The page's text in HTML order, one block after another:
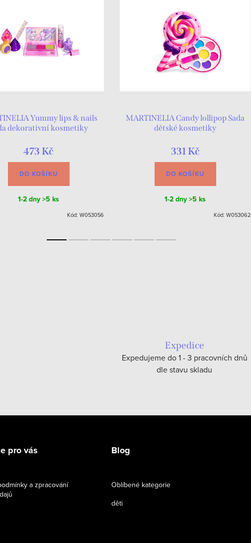
Yummy lips & nails
dekorativní kosmetiky
473 Kč
DO KOŠÍKU
1-2 dny>5 ks
Kód: W053056
MARTINELIA Candy lollipop Sada
dětské kosmetiky
331 Kč
DO KOŠÍKU
1-2 dny>5 ks
Kód: W053062
Expedice
Expedujeme do 1 - 3 pracovních dnů
dle stavu skladu
pro vás
a zpracování
Blog
Oblíbené kategorie
děti